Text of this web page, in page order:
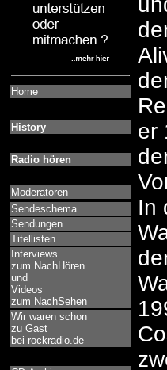
Home
History
Radio hören
Moderatoren
Sendeschema
Sendungen
Titellisten
Interviews
zum NachHören
und
Videos
zum NachSehen
Wir waren schon
zu Gast
bei rockradio.de
er
In